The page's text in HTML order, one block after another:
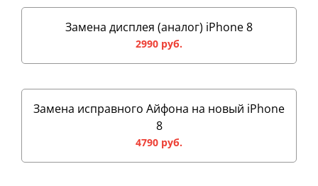
Замена дисплея (аналог) iPhone 8
2990 руб.
Замена исправного Айфона на новый iPhone
8
4790 руб.